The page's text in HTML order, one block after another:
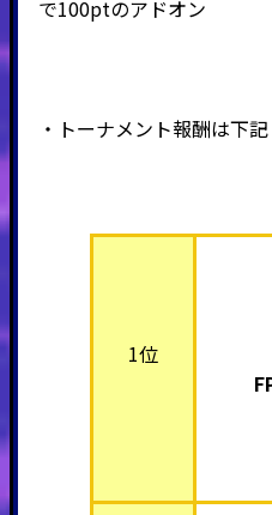
で100ptのアドオン
・トーナメント報酬は下記
1位